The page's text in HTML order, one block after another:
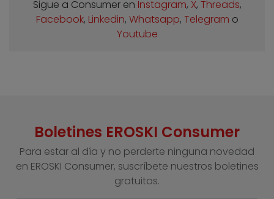
Sigue a Consumer en Instagram, X, Threads,
Facebook, Linkedin, Whatsapp, Telegram o
Youtube
Boletines EROSKI Consumer
Para estar al día y no perderte ninguna novedad
en EROSKI Consumer, suscríbete nuestros boletines
gratuitos.